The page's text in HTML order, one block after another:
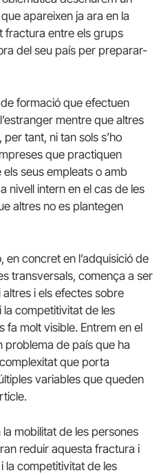
apareixen ja ara en la
fractura entre els grups
del seu país per preparar-
formació que efectuen
mentre que altres
tant, ni tan sols s’ho
que practiquen
seus empleats o amb
nivell intern en el cas de les
altres no es plantegen
en concret en l’adquisició de
transversals, comença a ser
i els efectes sobre
la competitivitat de les
fa molt visible. Entrem en el
de país que ha
que porta
variables que queden
mobilitat de les persones
reduir aquesta fractura i
la competitivitat de les